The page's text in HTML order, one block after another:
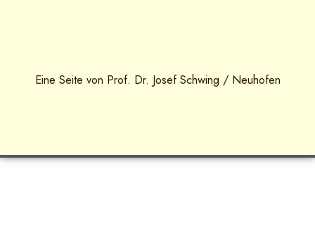
Eine Seite von Prof. Dr. Josef Schwing / Neuhofen